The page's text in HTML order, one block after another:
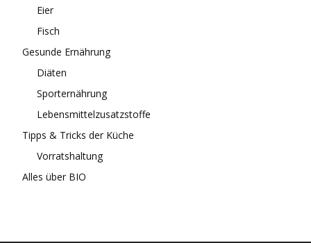
Eier
Fisch
Gesunde Ernährung
Diäten
Sporternährung
Lebensmittelzusatzstoffe
Tipps & Tricks der Küche
Vorratshaltung
Alles über BIO